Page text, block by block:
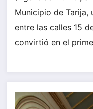
Municipio de Tarija,
entre las calles 15
convirtió en el